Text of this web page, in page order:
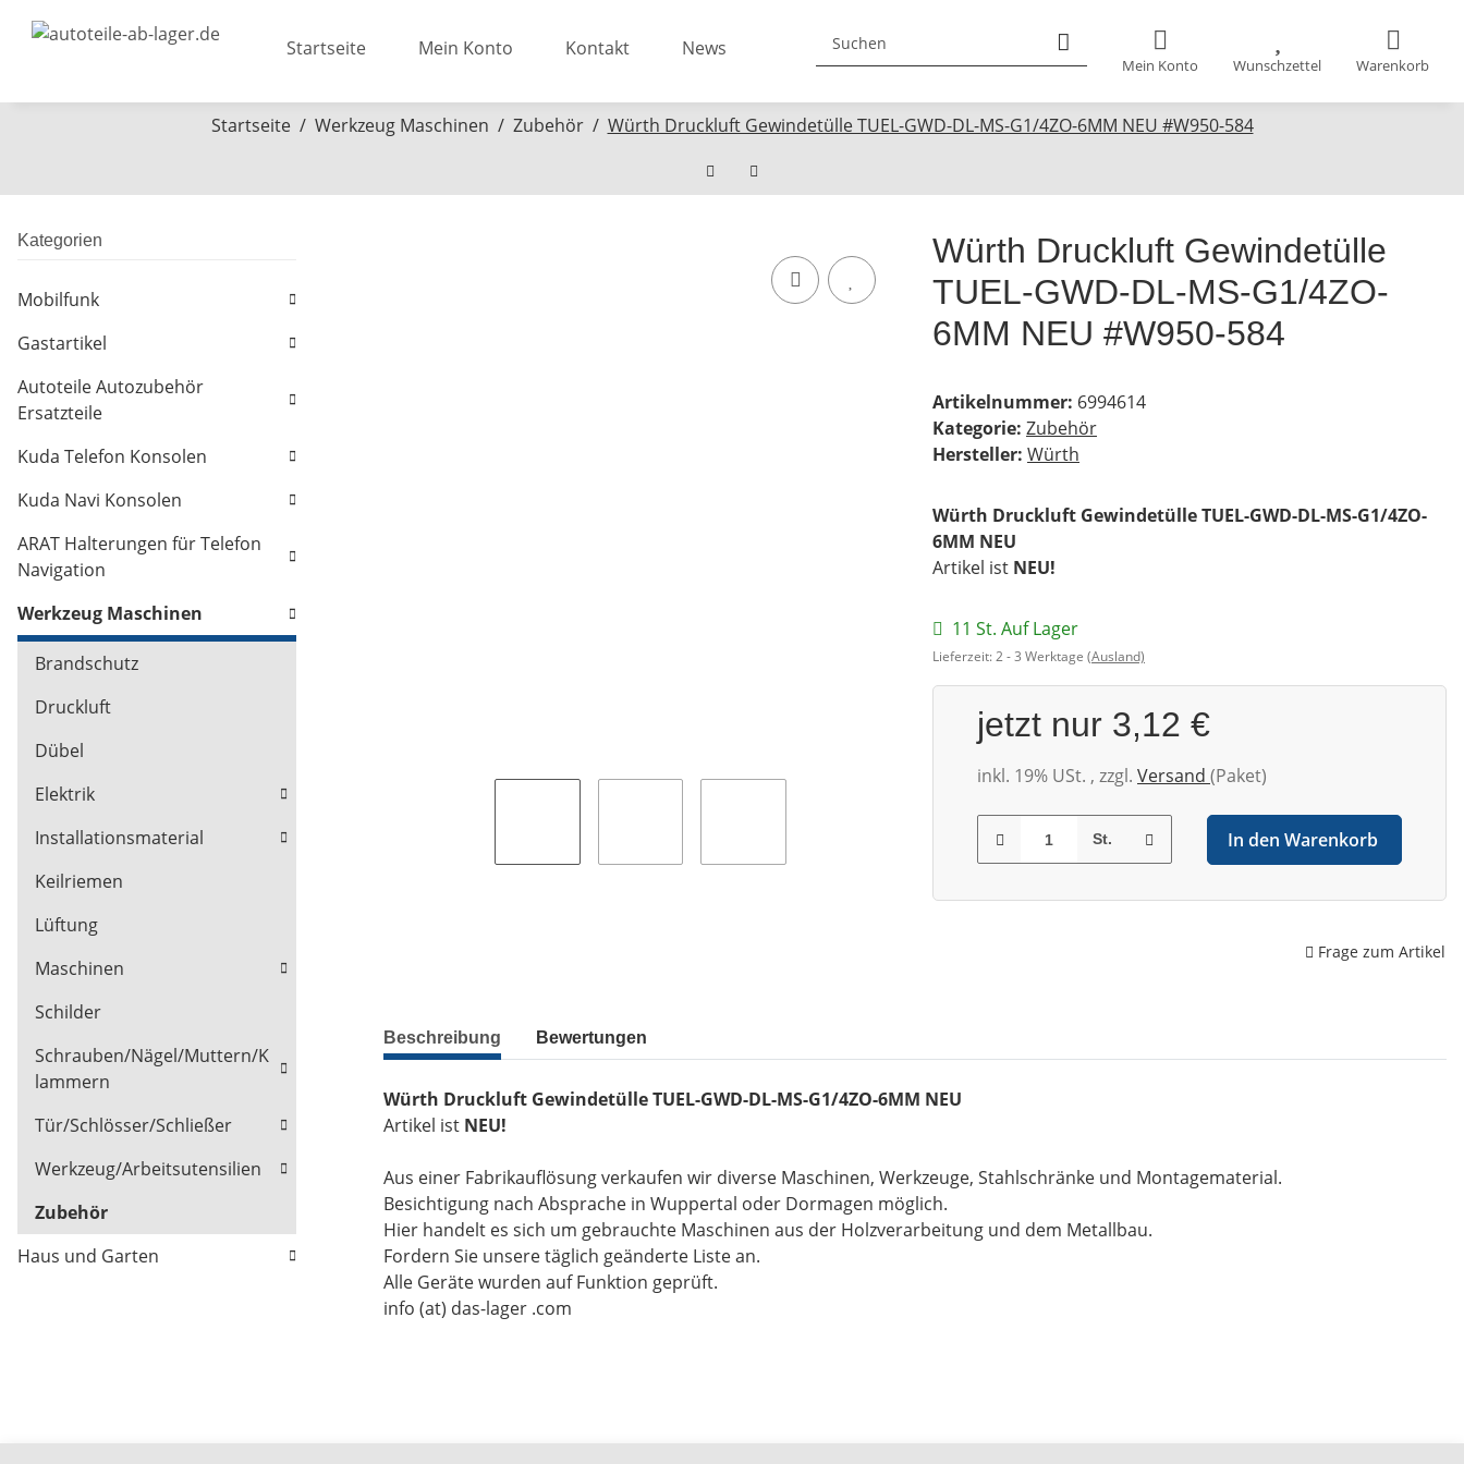
Mein Konto Wunschzettel Warenkorb
Startseite Mein Konto Kontakt News
Startseite Werkzeug Maschinen Zubehör Würth Druckluft Gewindetülle TUEL-GWD-DL-MS-G1/4ZO-6MM NEU #W950-584
Würth Druckluft Gewindetülle
TUEL-GWD-DL-MS-G1/4ZO-
6MM NEU #W950-584
Artikelnummer: 6994614
Kategorie: Zubehör
Hersteller: Würth
Würth Druckluft Gewindetülle TUEL-GWD-DL-MS-G1/4ZO-
6MM NEU
Artikel ist NEU!
11 St. Auf Lager
Lieferzeit:2 - 3 Werktage (Ausland)
jetzt nur 3,12 €
inkl. 19% USt. , zzgl. Versand (Paket)
St. In den Warenkorb
Frage zum Artikel
Beschreibung Bewertungen
Würth Druckluft Gewindetülle TUEL-GWD-DL-MS-G1/4ZO-6MM NEU
Artikel ist NEU!
Aus einer Fabrikauflösung verkaufen wir diverse Maschinen, Werkzeuge, Stahlschränke und Montagematerial.
Besichtigung nach Absprache in Wuppertal oder Dormagen möglich.
Hier handelt es sich um gebrauchte Maschinen aus der Holzverarbeitung und dem Metallbau.
Fordern Sie unsere täglich geänderte Liste an.
Alle Geräte wurden auf Funktion geprüft.
info (at) das-lager .com
Kategorien
Mobilfunk
Gastartikel
Autoteile Autozubehör
Ersatzteile
Kuda Telefon Konsolen
Kuda Navi Konsolen
ARAT Halterungen für Telefon
Navigation
Werkzeug Maschinen
Brandschutz
Druckluft
Dübel
Elektrik
Installationsmaterial
Keilriemen
Lüftung
Maschinen
Schilder
Schrauben/Nägel/Muttern/K
lammern
Tür/Schlösser/Schließer
Werkzeug/Arbeitsutensilien
Zubehör
Haus und Garten